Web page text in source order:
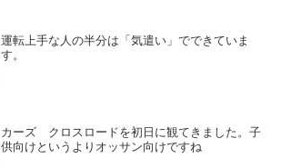
運転上手な人の半分は「気遣い」でできていま
す。
カーズ クロスロードを初日に観てきました。子
供向けというよりオッサン向けですね